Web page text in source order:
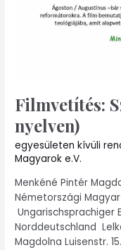
Filmvetítés:
nyelven)
egyesületen kívüli
Magyarok e.V.
Menkéné Pintér
Németországi
Ungarischsprachiger
Norddeutschland
Magdolna Luisenstr.